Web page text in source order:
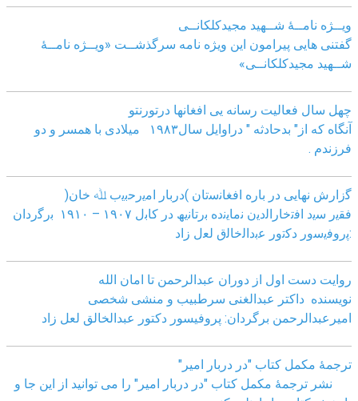
ویــژه نامــۀ شــهید مجیدکلکانــی
گفتنی هایی پیرامون این ویژه نامه سرگذشــت «ویــژه نامــۀ
شــهید مجیدکلکانــی»
چهل سال فعالیت رسانه یی افغانها درتورنتو
آنگاه که از" بدحادثه " دراوایل سال۱۹۸۳ میلادی با همسر و دو
فرزندم .
ﮔزارش ﻧﮭﺎﯾﯽ در ﺑﺎره اﻓﻐﺎﻧﺳﺗﺎن )درﺑﺎر اﻣﯾرﺣﺑﯾب ﷲ ﺧﺎن(
ﻓﻘﯾر ﺳﯾد اﻓﺗﺧﺎراﻟدﯾن ﻧﻣﺎﯾﻧده ﺑرﺗﺎﻧﯾﮫ در ﮐﺎﺑل ١٩٠٧ – ١٩١٠ ﺑرﮔردان
:ﭘروﻓﯾﺳور دﮐﺗور ﻋﺑداﻟﺧﺎﻟق ﻟﻌل زاد
روایت دست اول از دوران عبدالرحمن تا امان الله
نویسنده داکتر عبدالغنی سرطبیب و منشی شخصی
امیرعبدالرحمن برگردان: پروفیسور دکتور عبدالخالق لعل زاد
ترجمۀ مکمل کتاب "در دربار امیر"
نشر ترجمۀ مکمل کتاب "در دربار امیر" را می توانید از این جا و